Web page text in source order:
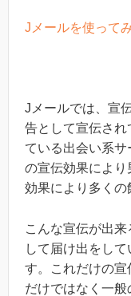
Jメールを使って
Jメールでは、宣
告として宣伝さ
ている出会い系サ
の宣伝効果によ
効果により多くの
こんな宣伝が出
して届け出をし
す。これだけの
だけではなく一